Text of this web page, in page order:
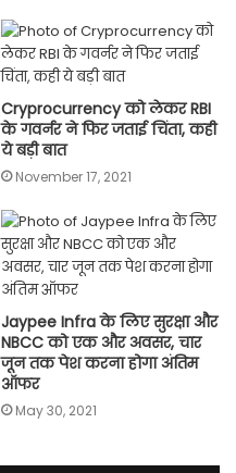
Cryprocurrency को लेकर RBI
के गवर्नर ने फिर जताई चिंता, कही
ये बड़ी बात
November 17, 2021
Jaypee Infra के लिए सुरक्षा और
NBCC को एक और अवसर, चार
जून तक पेश करना होगा अंतिम
ऑफर
May 30, 2021